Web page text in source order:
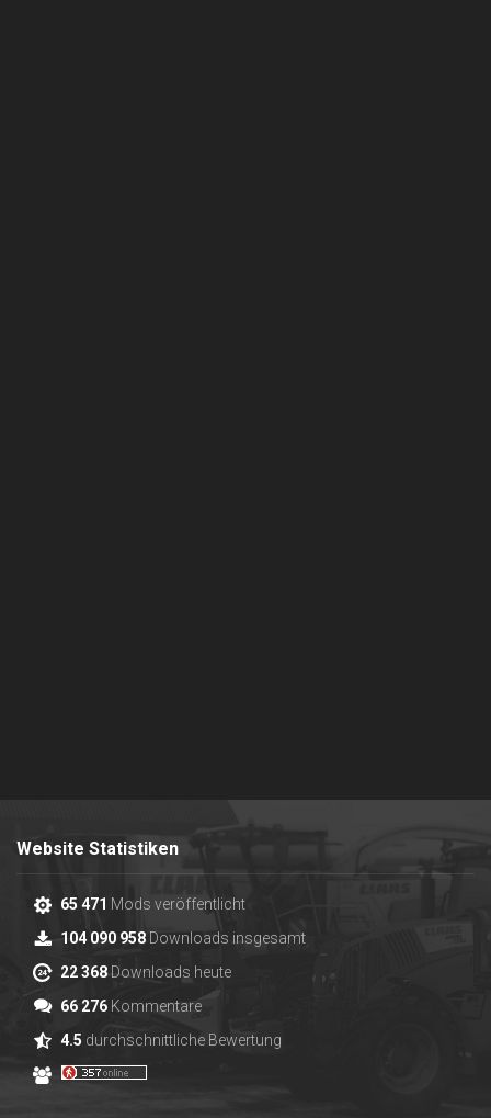
Website Statistiken
65 471 Mods veröffentlicht
104 090 958 Downloads insgesamt
22 368Downloads heute
66 276 Kommentare
4.5 durchschnittliche Bewertung